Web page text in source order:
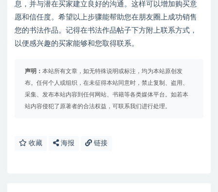
息，并与潜在买家建立良好的沟通。这样可以增加购买意
愿和信任度。希望以上步骤能帮助您在朋友圈上成功销售
您的书法作品。记得在书法作品帖子下方附上联系方式，
以便感兴趣的买家能够和您取得联系。
声明： 本站所有文章，如无特殊说明或标注，均为本站原创发
布。任何个人或组织，在未征得本站同意时，禁止复制、盗用、
采集、发布本站内容到任何网站、书籍等各类媒体平台。如若本
站内容侵犯了原著者的合法权益，可联系我们进行处理。
收藏 海报 链接